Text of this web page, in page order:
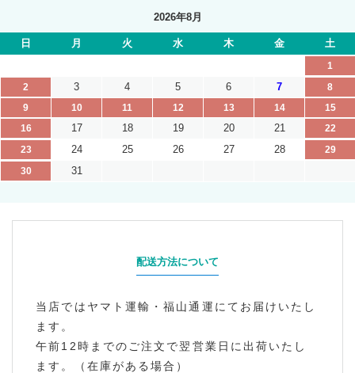
2026年8月
日 月 火 水 木 金 土
1
2
3 4 5 6 7
8
9
10 11 12 13 14
15
16
17 18 19 20 21
22
23
24 25 26 27 28
29
30
31
配送方法について
当店ではヤマト運輸・福山通運にてお届けいたし
ます。
午前12時までのご注文で翌営業日に出荷いたし
ます。（在庫がある場合）